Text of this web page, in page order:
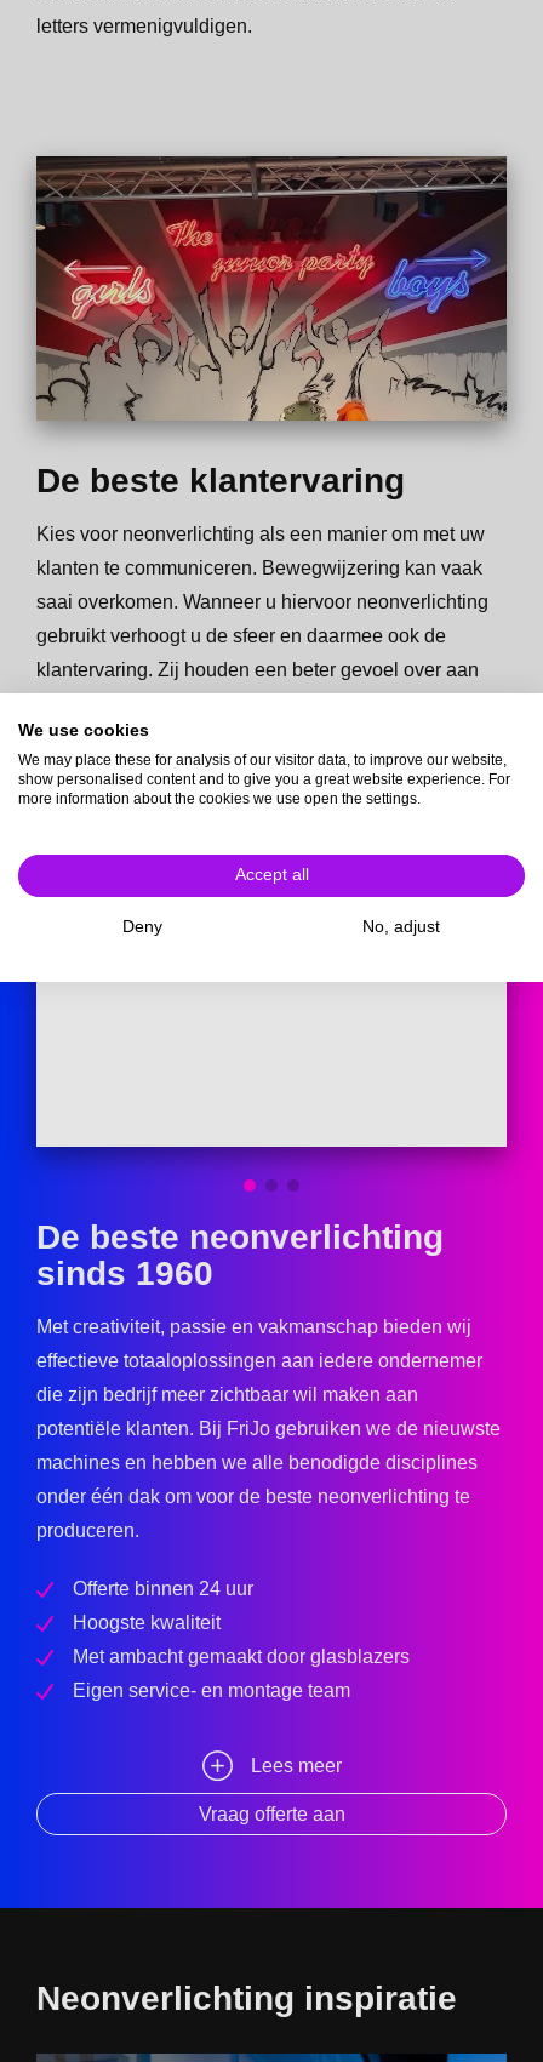
letters vermenigvuldigen.
De beste klantervaring
Kies voor neonverlichting als een manier om met uw
klanten te communiceren. Bewegwijzering kan vaak
saai overkomen. Wanneer u hiervoor neonverlichting
gebruikt verhoogt u de sfeer en daarmee ook de
klantervaring. Zij houden een beter gevoel over aan
De beste neonverlichting
sinds 1960
Met creativiteit, passie en vakmanschap bieden wij
effectieve totaaloplossingen aan iedere ondernemer
die zijn bedrijf meer zichtbaar wil maken aan
potentiële klanten. Bij FriJo gebruiken we de nieuwste
machines en hebben we alle benodigde disciplines
onder één dak om voor de beste neonverlichting te
produceren.
Offerte binnen 24 uur
Hoogste kwaliteit
Met ambacht gemaakt door glasblazers
Eigen service- en montage team
Lees meer
Vraag offerte aan
Neonverlichting inspiratie
We use cookies
We may place these for analysis of our visitor data, to improve our website,
show personalised content and to give you a great website experience. For
more information about the cookies we use open the settings.
Accept all
Deny No, adjust